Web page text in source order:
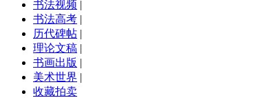
书法视频 |
书法高考 |
历代碑帖 |
理论文稿 |
书画出版 |
美术世界 |
收藏拍卖